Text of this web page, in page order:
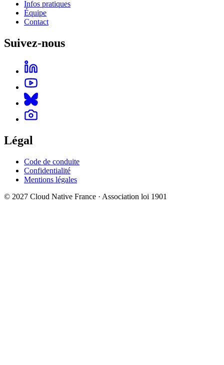
Infos pratiques
Équipe
Contact
Suivez-nous
Légal
Code de conduite
Confidentialité
Mentions légales
© 2027 Cloud Native France · Association loi 1901